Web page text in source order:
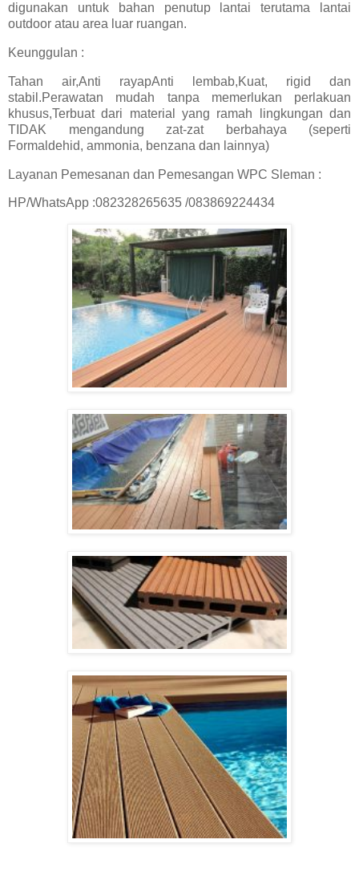
digunakan untuk bahan penutup lantai terutama lantai
outdoor atau area luar ruangan.
Keunggulan :
Tahan air,Anti rayapAnti lembab,Kuat, rigid dan
stabil.Perawatan mudah tanpa memerlukan perlakuan
khusus,Terbuat dari material yang ramah lingkungan dan
TIDAK mengandung zat-zat berbahaya (seperti
Formaldehid, ammonia, benzana dan lainnya)
Layanan Pemesanan dan Pemesangan WPC Sleman :
HP/WhatsApp :082328265635 /083869224434